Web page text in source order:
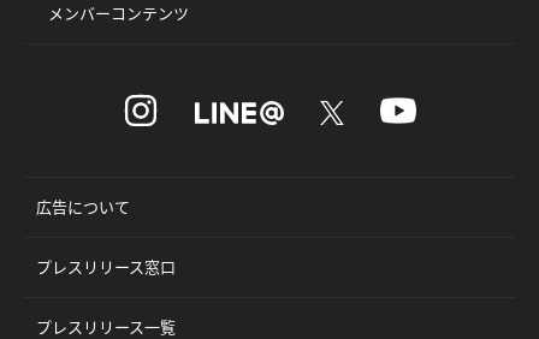
メンバーコンテンツ
広告について
プレスリリース窓口
プレスリリース一覧